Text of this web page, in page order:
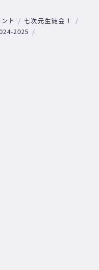
ト
七次元生徒会！
2025